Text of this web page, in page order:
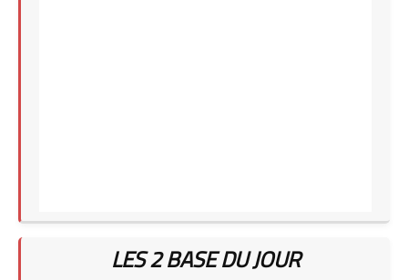
LES 2 BASE DU JOUR